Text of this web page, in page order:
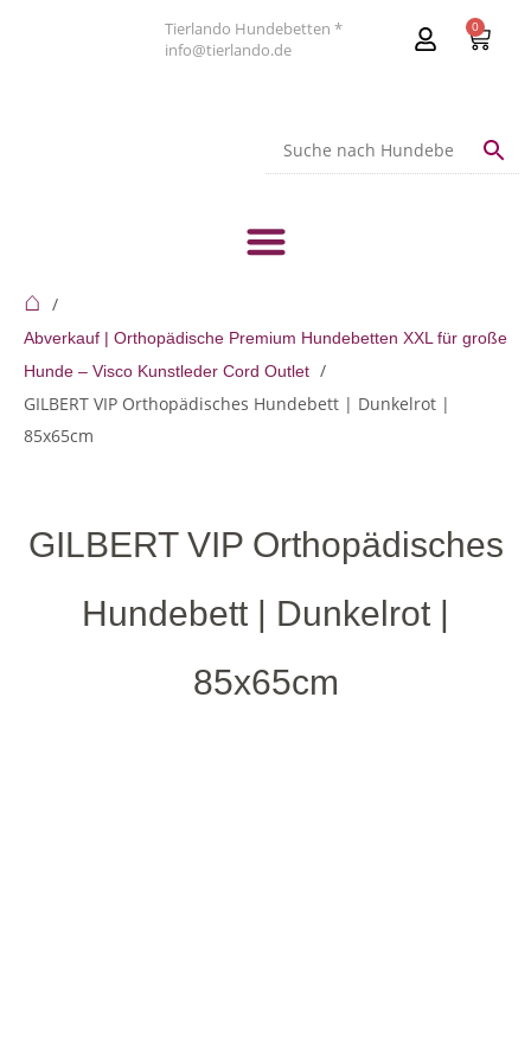
Tierlando Hundebetten *
info@tierlando.de
0
⌂
Abverkauf | Orthopädische Premium Hundebetten XXL für große
Hunde – Visco Kunstleder Cord Outlet
GILBERT VIP Orthopädisches Hundebett | Dunkelrot |
85x65cm
GILBERT VIP Orthopädisches
Hundebett | Dunkelrot |
85x65cm